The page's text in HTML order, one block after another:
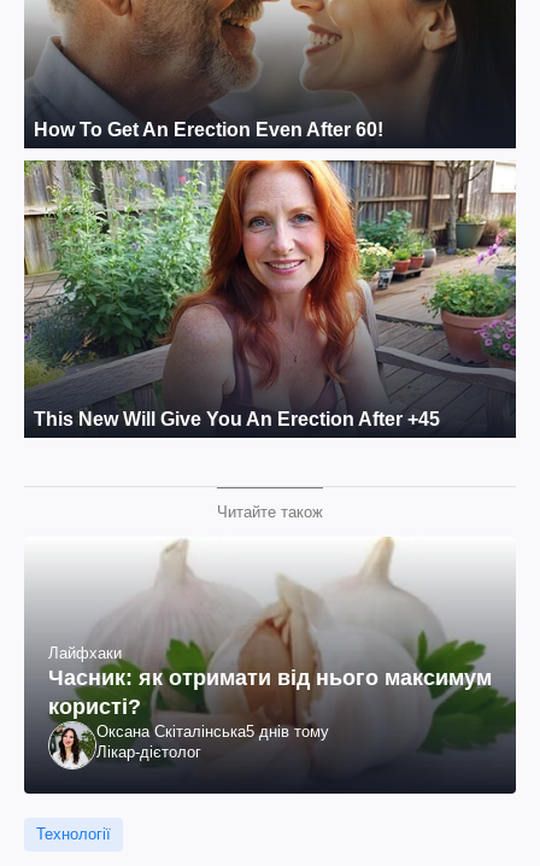
Читайте також
Лайфхаки
Часник: як отримати від нього максимум
користі?
Оксана Скіталінська5 днів тому
Лікар-дієтолог
Технології